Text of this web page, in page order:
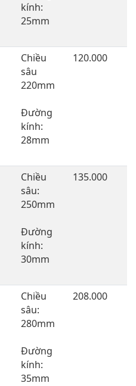
kính:
25mm
Chiều
sâu
220mm
Đường
kính:
28mm
120.000
Chiều
sâu:
250mm
Đường
kính:
30mm
135.000
Chiều
sâu:
280mm
Đường
kính:
35mm
208.000